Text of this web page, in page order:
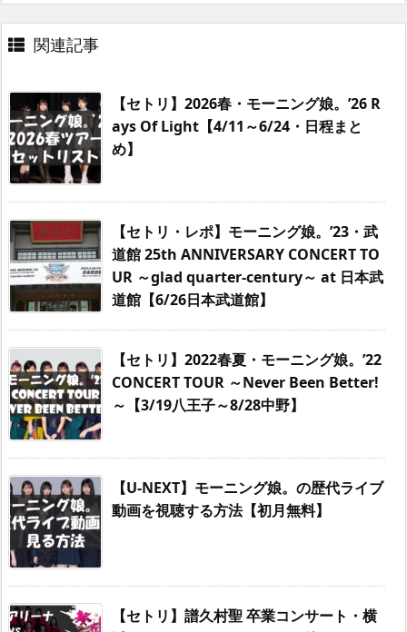
関連記事
【セトリ】2026春・モーニング娘。’26 R
ays Of Light【4/11～6/24・日程まと
め】
【セトリ・レポ】モーニング娘。’23・武
道館 25th ANNIVERSARY CONCERT TO
UR ～glad quarter-century～ at 日本武
道館【6/26日本武道館】
【セトリ】2022春夏・モーニング娘。’22
CONCERT TOUR ～Never Been Better!
～【3/19八王子～8/28中野】
【U-NEXT】モーニング娘。の歴代ライブ
動画を視聴する方法【初月無料】
【セトリ】譜久村聖 卒業コンサート・横